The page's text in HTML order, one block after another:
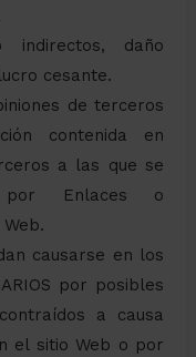
indirectos, daño
cesante.
de terceros
contenida en
a las que se
por Enlaces o
causarse en los
por posibles
a causa
el sitio Web o por